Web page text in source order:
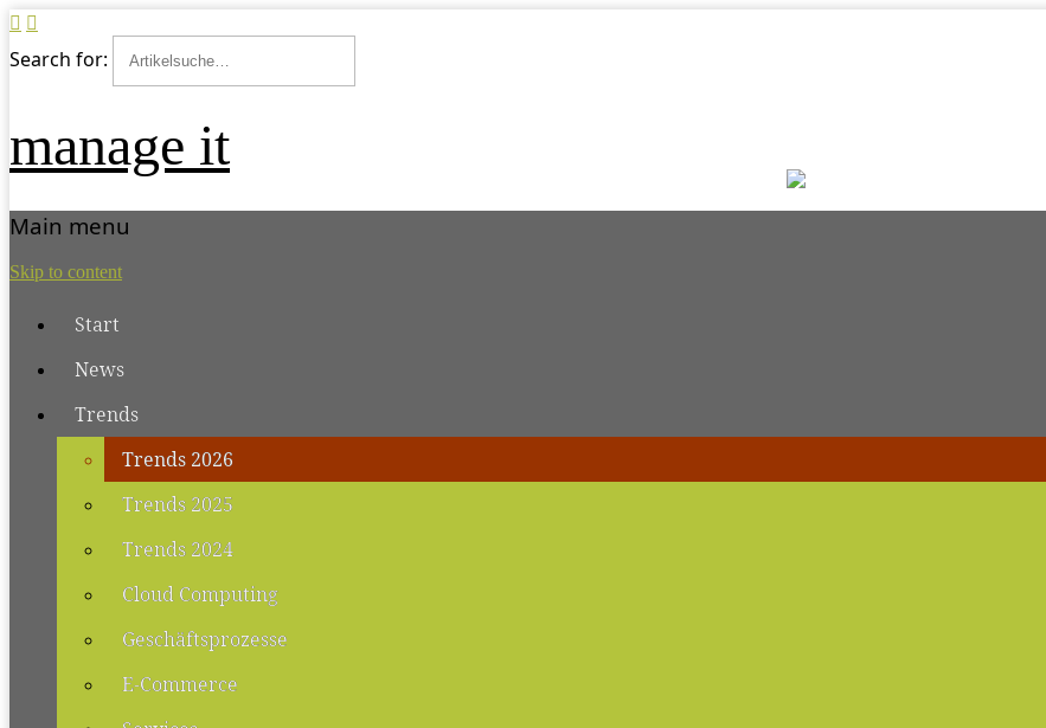
Search for:
manage it
Main menu
Skip to content
Start
News
Trends
Trends 2026
Trends 2025
Trends 2024
Cloud Computing
Geschäftsprozesse
E-Commerce